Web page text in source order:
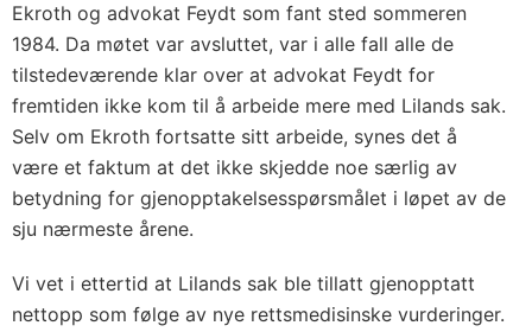
Ekroth og advokat Feydt som fant sted sommeren
1984. Da møtet var avsluttet, var i alle fall alle de
tilstedeværende klar over at advokat Feydt for
fremtiden ikke kom til å arbeide mere med Lilands sak.
Selv om Ekroth fortsatte sitt arbeide, synes det å
være et faktum at det ikke skjedde noe særlig av
betydning for gjenopptakelsesspørsmålet i løpet av de
sju nærmeste årene.
Vi vet i ettertid at Lilands sak ble tillatt gjenopptatt
nettopp som følge av nye rettsmedisinske vurderinger.